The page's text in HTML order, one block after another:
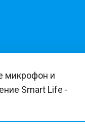
микрофон и
Smart Life -